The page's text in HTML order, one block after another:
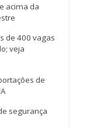
acima da
de 400 vagas
veja
de
segurança